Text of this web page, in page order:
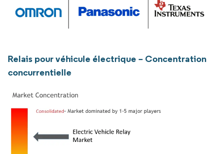
Relais pour véhicule électrique – Concentration
concurrentielle